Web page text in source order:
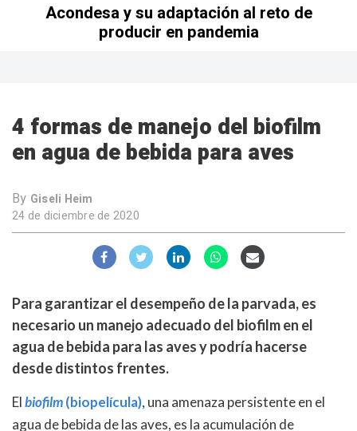
Acondesa y su adaptación al reto de
producir en pandemia
4 formas de manejo del biofilm
en agua de bebida para aves
By Giseli Heim
24 de diciembre de 2020
Para garantizar el desempeño de la parvada, es
necesario un manejo adecuado del biofilm en el
agua de bebida para las aves y podría hacerse
desde distintos frentes.
Elbiofilm(biopelícula), una amenaza persistente en el
agua de bebida de las aves, es la acumulación de